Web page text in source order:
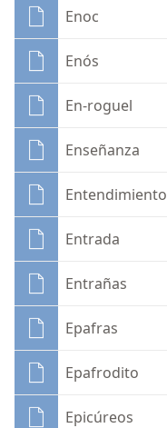
Enoc
Enós
En-roguel
Enseñanza
Entendimiento
Entrada
Entrañas
Epafras
Epafrodito
Epicúreos